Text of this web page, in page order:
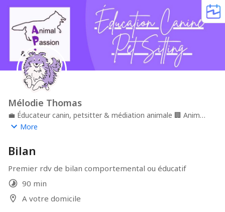
Mélodie Thomas
💼 Éducateur canin, petsitter & médiation animale 🏢 Animal
passion & cie
More
Bilan
Premier rdv de bilan comportemental ou éducatif
90 min
A votre domicile